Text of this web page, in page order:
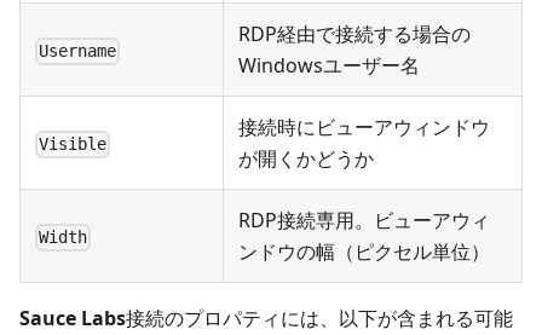
Username
RDP経由で接続する場合の
Windowsユーザー名
Visible
接続時にビューアウィンドウ
が開くかどうか
Width
RDP接続専用。ビューアウィ
ンドウの幅（ピクセル単位）
Sauce Labs接続のプロパティには、以下が含まれる可能